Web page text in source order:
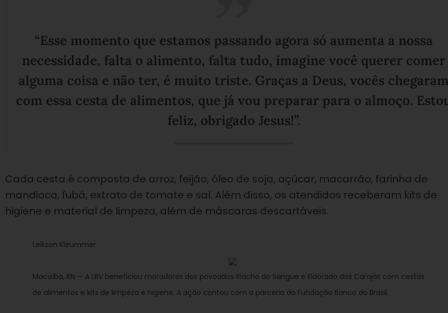
“Esse momento que estamos passando agora só aumenta a nossa
necessidade, falta o alimento, falta tudo, imagine você querer comer
alguma coisa e não ter, é muito triste. Graças a Deus, vocês
com essa cesta de alimentos, que já vou preparar para o almoço.
feliz, obrigado Jesus!”.
Cada cesta é composta de arroz, feijão, óleo de soja, açúcar, macarrão, farinha de
mandioca, fubá, extrato de tomate e sal. Além disso, os atendidos receberam kits de
higiene e material de limpeza, além de máscaras descartáveis.
Leikson Kleummer
Macaíba, RN — A LBV beneficiou moradores dos povoados Riacho do Sangue e Eldorado dos Carajás com cestas
de alimentos e kits de limpeza e higiene. A ação contou com a parceria da Fundação Banco do Brasil.